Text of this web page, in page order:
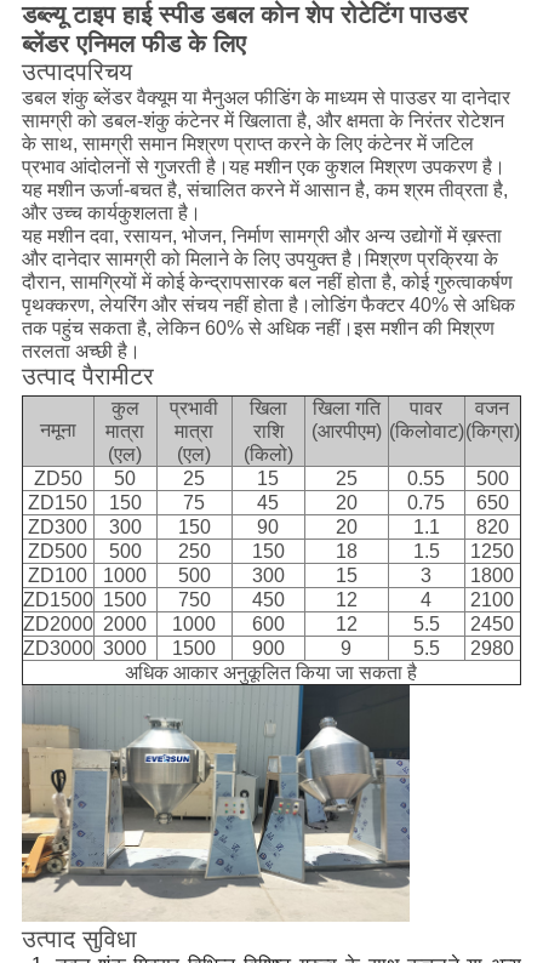
डब्ल्यू टाइप हाई स्पीड डबल कोन शेप रोटेटिंग पाउडर
ब्लेंडर एनिमल फीड के लिए
उत्पादपरिचय
डबल शंकु ब्लेंडर वैक्यूम या मैनुअल फीडिंग के माध्यम से पाउडर या दानेदार
सामग्री को डबल-शंकु कंटेनर में खिलाता है, और क्षमता के निरंतर रोटेशन
के साथ, सामग्री समान मिश्रण प्राप्त करने के लिए कंटेनर में जटिल
प्रभाव आंदोलनों से गुजरती है।यह मशीन एक कुशल मिश्रण उपकरण है।
यह मशीन ऊर्जा-बचत है, संचालित करने में आसान है, कम श्रम तीव्रता है,
और उच्च कार्यकुशलता है।
यह मशीन दवा, रसायन, भोजन, निर्माण सामग्री और अन्य उद्योगों में ख़स्ता
और दानेदार सामग्री को मिलाने के लिए उपयुक्त है।मिश्रण प्रक्रिया के
दौरान, सामग्रियों में कोई केन्द्रापसारक बल नहीं होता है, कोई गुरुत्वाकर्षण
पृथक्करण, लेयरिंग और संचय नहीं होता है।लोडिंग फैक्टर 40% से अधिक
तक पहुंच सकता है, लेकिन 60% से अधिक नहीं।इस मशीन की मिश्रण
तरलता अच्छी है।
उत्पाद पैरामीटर
नमूना
कुल
मात्रा
(एल)
प्रभावी
मात्रा
(एल)
खिला
राशि
(किलो)
खिला गति
(आरपीएम)
पावर
(किलोवाट)
वजन
(किग्रा)
ZD50 50 25 15 25 0.55
500
ZD150
150 75 45 20 0.75
650
ZD300
300 150 90 20 1.1
820
ZD500
500 250 150 18 1.5
1250
ZD100
1000 500 300 15 3
1800
ZD1500 1500 750 450 12 4
2100
ZD2000 2000 1000 600 12 5.5
2450
ZD3000 3000 1500 900 9 5.5
2980
अधिक आकार अनुकूलित किया जा सकता है
उत्पाद सुविधा